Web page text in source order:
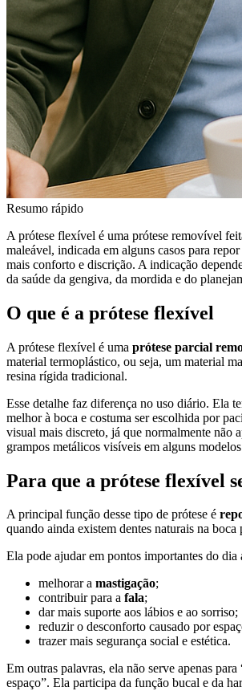
Resumo rápido
A prótese flexível é uma prótese removível
maleável, indicada em alguns casos para
mais conforto e discrição. A indicação
da saúde da gengiva, da mordida e do
O que é a prótese flexível
A prótese flexível é uma prótese parcial
material termoplástico, ou seja, um material
resina rígida tradicional.
Esse detalhe faz diferença no uso diário. Ela
melhor à boca e costuma ser escolhida por
visual mais discreto, já que normalmente não
grampos metálicos visíveis em alguns
Para que a prótese flexível
A principal função desse tipo de prótese é
quando ainda existem dentes naturais na boca
Ela pode ajudar em pontos importantes do dia
melhorar a mastigação;
contribuir para a fala;
dar mais suporte aos lábios e ao sorriso;
reduzir o desconforto causado por
trazer mais segurança social e estética.
Em outras palavras, ela não serve apenas para
espaço”. Ela participa da função bucal e da